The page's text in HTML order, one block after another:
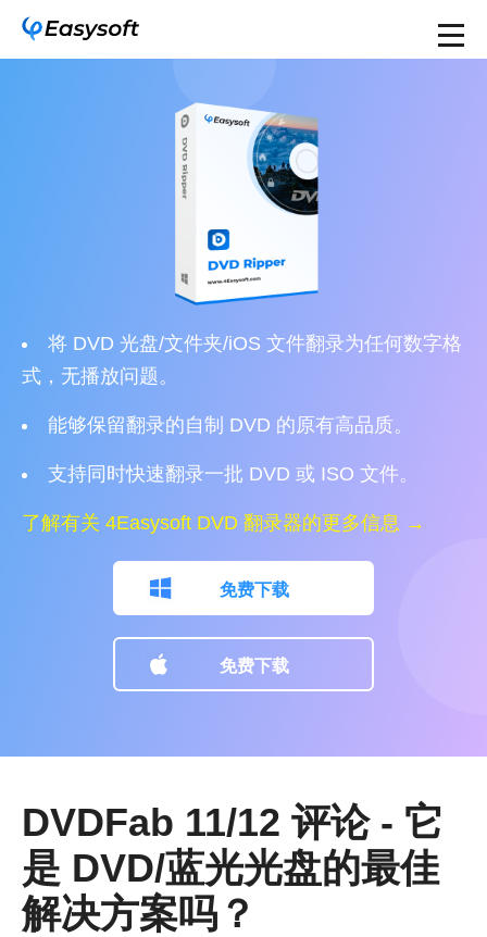
将 DVD 光盘/文件夹/iOS 文件翻录为任何数字格
式，无播放问题。
能够保留翻录的自制 DVD 的原有高品质。
支持同时快速翻录一批 DVD 或 ISO 文件。
了解有关 4Easysoft DVD 翻录器的更多信息 →
免费下载
免费下载
DVDFab 11/12 评论 - 它
是 DVD/蓝光光盘的最佳
解决方案吗？